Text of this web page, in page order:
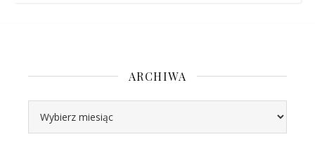
ARCHIWA